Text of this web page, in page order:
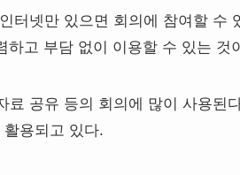
터넷만 있으면 회의에 참여할 수
고 부담 없이 이용할 수 있는 것
공유 등의 회의에 많이 사용된
용되고 있다.